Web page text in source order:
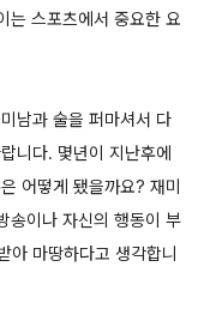
는 스포츠에서 중요한 요
남과 술을 퍼마셔서 다
니다. 몇년이 지난후에
어떻게 됐을까요? 재미
송이나 자신의 행동이 부
아 마땅하다고 생각합니